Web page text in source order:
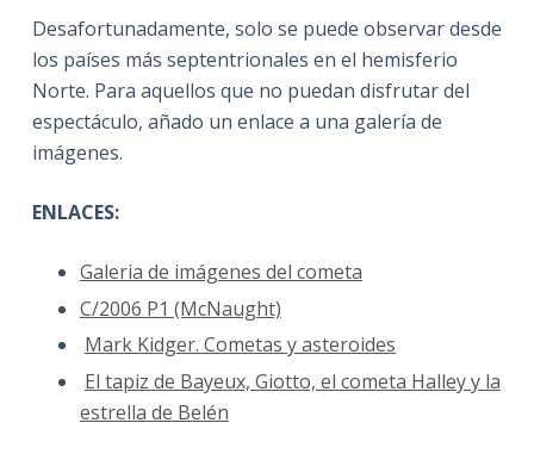
Desafortunadamente, solo se puede observar desde
los países más septentrionales en el hemisferio
Norte. Para aquellos que no puedan disfrutar del
espectáculo, añado un enlace a una galería de
imágenes.
ENLACES:
Galeria de imágenes del cometa
C/2006 P1 (McNaught)
Mark Kidger. Cometas y asteroides
El tapiz de Bayeux, Giotto, el cometa Halley y la
estrella de Belén